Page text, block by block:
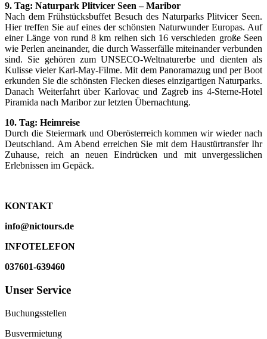
9. Tag: Naturpark Plitvicer Seen – Maribor
Nach dem Frühstücksbuffet Besuch des Naturparks Plitvicer Seen.
Hier treffen Sie auf eines der schönsten Naturwunder Europas. Auf
einer Länge von rund 8 km reihen sich 16 verschieden große Seen
wie Perlen aneinander, die durch Wasserfälle miteinander verbunden
sind. Sie gehören zum UNSECO-Weltnaturerbe und dienten als
Kulisse vieler Karl-May-Filme. Mit dem Panoramazug und per Boot
erkunden Sie die schönsten Flecken dieses einzigartigen Naturparks.
Danach Weiterfahrt über Karlovac und Zagreb ins 4-Sterne-Hotel
Piramida nach Maribor zur letzten Übernachtung.
10. Tag: Heimreise
Durch die Steiermark und Oberösterreich kommen wir wieder nach
Deutschland. Am Abend erreichen Sie mit dem Haustürtransfer Ihr
Zuhause, reich an neuen Eindrücken und mit unvergesslichen
Erlebnissen im Gepäck.
KONTAKT
info@nictours.de
INFOTELEFON
037601-639460
Unser Service
Buchungsstellen
Busvermietung